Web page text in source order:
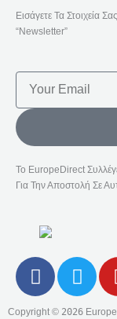
Εισάγετε Τα Στοιχεία
“Newsletter”
Το EuropeDirect
Για Την Αποστολή Σε
F
A
C
T
W
I
Copyright © 2026